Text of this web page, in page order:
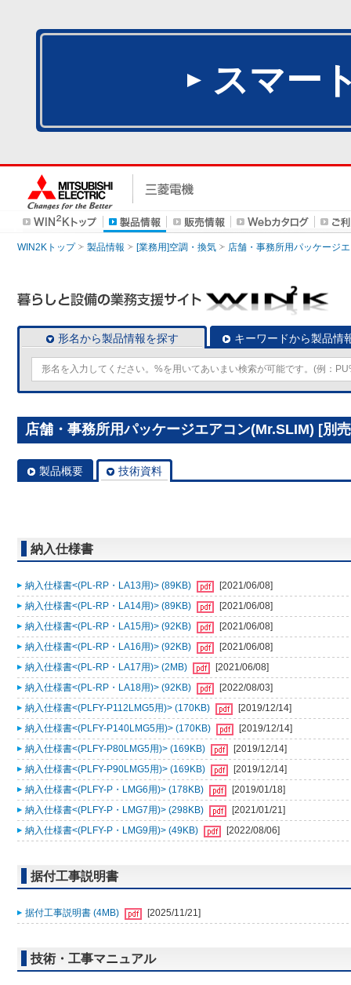
スマー
WIN2Kトップ 製品情報 [業務用]空調・換気 店舗・事務所用パッケージ
形名から製品情報を探す キーワードから製品情
店舗・事務所用パッケージエアコン(Mr.SLIM) [別
製品概要 技術資料
納入仕様書
納入仕様書<(PL-RP・LA13用)> (89KB)
[2021/06/08]
納入仕様書<(PL-RP・LA14用)> (89KB)
[2021/06/08]
納入仕様書<(PL-RP・LA15用)> (92KB)
[2021/06/08]
納入仕様書<(PL-RP・LA16用)> (92KB)
[2021/06/08]
納入仕様書<(PL-RP・LA17用)> (2MB)
[2021/06/08]
納入仕様書<(PL-RP・LA18用)> (92KB)
[2022/08/03]
納入仕様書<(PLFY-P112LMG5用)> (170KB)
[2019/12/14]
納入仕様書<(PLFY-P140LMG5用)> (170KB)
[2019/12/14]
納入仕様書<(PLFY-P80LMG5用)> (169KB)
[2019/12/14]
納入仕様書<(PLFY-P90LMG5用)> (169KB)
[2019/12/14]
納入仕様書<(PLFY-P・LMG6用)> (178KB)
[2019/01/18]
納入仕様書<(PLFY-P・LMG7用)> (298KB)
[2021/01/21]
納入仕様書<(PLFY-P・LMG9用)> (49KB)
[2022/08/06]
据付工事説明書
据付工事説明書 (4MB) [2025/11/21]
技術・工事マニュアル